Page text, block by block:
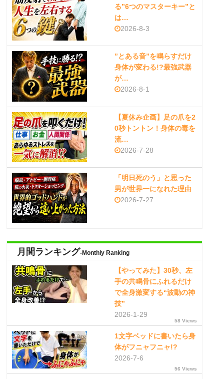
る”6つのマスターキー”と
は…
2026-8-3
”とある音”を鳴らすだけ
身体が変わる!?最強武器
が…
2026-8-1
【夏休み企画】足の爪を2
0秒トントン！身体の毒を
流…
2026-7-28
「明日死のう」と思った
男が世界一になれた理由
2026-7-27
月間ランキング-Monthly Ranking
【やってみた】30秒、左
手の共鳴骨にふれるだけ
で全身激変する“波動の神
技”
2026-1-29
58 Views
1文字ベッドに書いたら身
体がフニャフニャ!?
2026-7-6
56 Views